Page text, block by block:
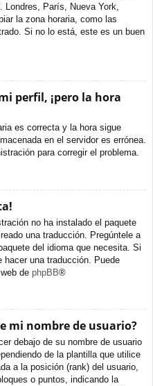
Londres, París, Nueva York,
la zona horaria, como las
Si no lo está, este es un buen
perfil, ¡pero la hora
es correcta y la hora sigue
en el servidor es errónea.
para corregir el problema.
no ha instalado el paquete
una traducción. Pregúntele a
del idioma que necesita. Si
una traducción. Puede
de phpBB®
mi nombre de usuario?
debajo de su nombre de usuario
de la plantilla que utilice
a la posición (rank) del usuario,
o puntos, indicando la